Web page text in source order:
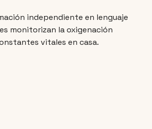
independiente en lenguaje
monitorizan la oxigenación
vitales en casa.